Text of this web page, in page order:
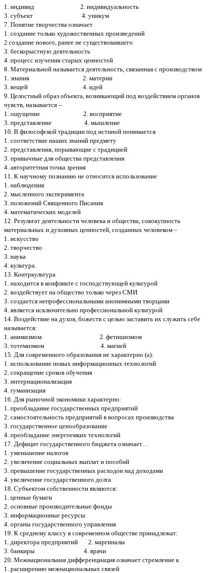
1. индивид 2. индивидуальность
3. субъект 4. уникум
7. Понятие творчества означает
1. создание только художественных произведений
2 создание нового, ранее не существовавшего
3. бескорыстную деятельность
4. процесс изучения старых ценностей
8. Материальной называется деятельность, связанная с производством
1. знания 2. материи
3. вещей 4. идей
9. Целостный образ объекта, возникающий под воздействием органов
чувств, называется –
1. ощущение 2. восприятие
3. представление 4. мышление
10. В философской традиции под истиной понимается
1. соответствие наших знаний предмету
2. представления, порывающие с традицией
3. привычные для общества представления
4. авторитетная точка зрения
11. К научному познанию не относится использование
1. наблюдения
2. мысленного эксперимента
3. положений Священного Писания
4. математических моделей
12. Результат деятельности человека и общества, совокупность
материальных и духовных ценностей, созданных человеком –
1. искусство
2. творчество
3. наука
4. культура.
13. Контркультура
1. находится в конфликте с господствующей культурой
2. воздействует на общество только через СМИ
3. создается непрофессиональными анонимными творцами
4. является исключительно профессиональной культурой
14. Воздействие на духов, божеств с целью заставить их служить себе
называется:
1. анимизмом 2. фетишизмом
3. тотемизмом 4. магией
15. Для современного образования не характерно (а):
1. использование новых информационных технологий
2. сокращение сроков обучения
3. интернационализация
4. гуманизация
16. Для рыночной экономики характерно:
1. преобладание государственных предприятий
2. самостоятельность предприятий в вопросах производства
3. государственное ценообразование
4. преобладание энергоемких технологий
17. Дефицит государственного бюджета означает…
1. уменьшение налогов
2. увеличение социальных выплат и пособий
3. превышение государственных расходов над доходами
4. увеличение государственного долга
18. Субъектом собственности являются:
1. ценные бумаги
2. основные производительные фонды
3. информационные ресурсы
4. органы государственного управления
19. К среднему классу в современном обществе принадлежат:
1. директора предприятий 2. маргиналы
3. банкиры 4. врачи
20. Межнациональная дифференциация означает стремление к
1. расширению межнациональных связей